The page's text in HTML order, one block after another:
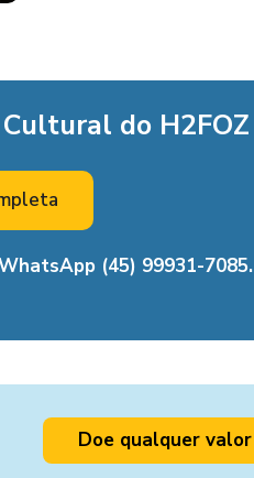
do H2FOZ
(45) 99931-7085.
Doe qualquer valor